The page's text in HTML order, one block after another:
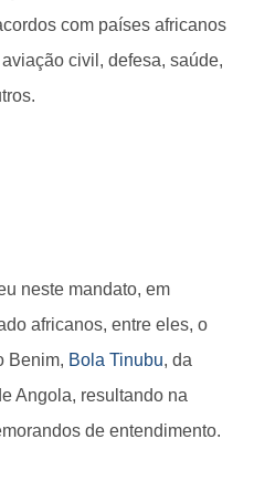
com países africanos
civil, defesa, saúde,
neste mandato, em
africanos, entre eles, o
Benim, Bola Tinubu, da
Angola, resultando na
de entendimento.